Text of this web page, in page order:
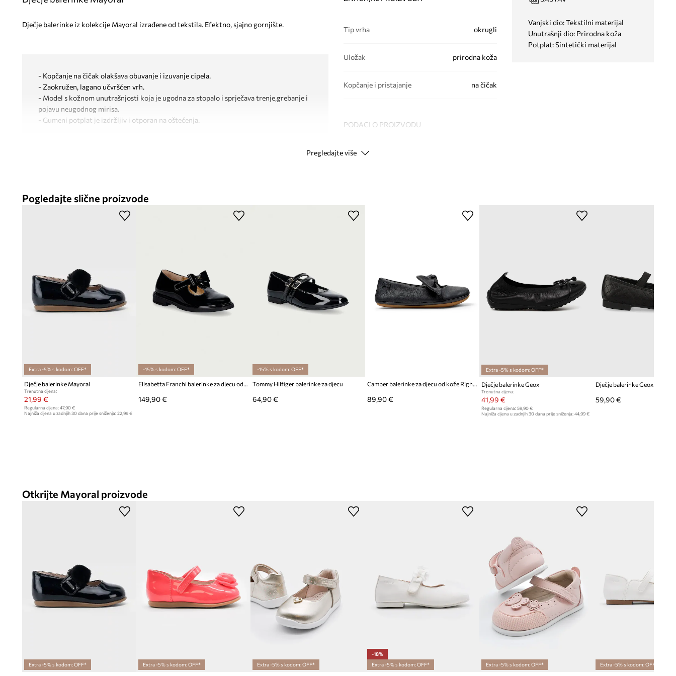
Dječje balerinke iz kolekcije Mayoral izrađene od tekstila. Efektno, sjajno gornjište.
- Kopčanje na čičak olakšava obuvanje i izuvanje cipela.
- Zaokružen, lagano učvršćen vrh.
- Model s kožnom unutrašnjosti koja je ugodna za stopalo i sprječava trenje,grebanje i
pojavu neugodnog mirisa.
- Gumeni potplat je izdržljiv i otporan na oštećenja.
Tip vrha okrugli
Uložak prirodna koža
Kopčanje i pristajanje na čičak
PODACI O PROIZVODU
Kod proizvođača
Modna marka Mayoral
Vanjski dio: Tekstilni materijal
Unutrašnji dio: Prirodna koža
Potplat: Sintetički materijal
Pregledajte više
Pogledajte slične proizvode
Extra -5% s kodom: OFF*
Dječje balerinke Mayoral
Trenutna cijena:
21,99 €
Regularna cijena: 47,90 €
Najniža cijena u zadnjih 30 dana prije sniženja: 22,99 €
-15% s kodom: OFF*
149,90 €
-15% s kodom: OFF*
Tommy Hilfiger balerinke za djecu
64,90 € 89,90 €
Extra -5% s kodom: OFF*
Dječje balerinke Geox
Trenutna cijena:
41,99 €
Regularna cijena:59,90 €
Najniža cijena u zadnjih 30 dana prije sniženja:44,99 €
Dječje balerinke Geox
59,90 €
Otkrijte Mayoral proizvode
Extra -5% s kodom: OFF* Extra -5% s kodom: OFF* Extra -5% s kodom: OFF*
-18%
Extra -5% s kodom: OFF*
Extra -5% s kodom: OFF* Extra -5% s kodom: OFF*